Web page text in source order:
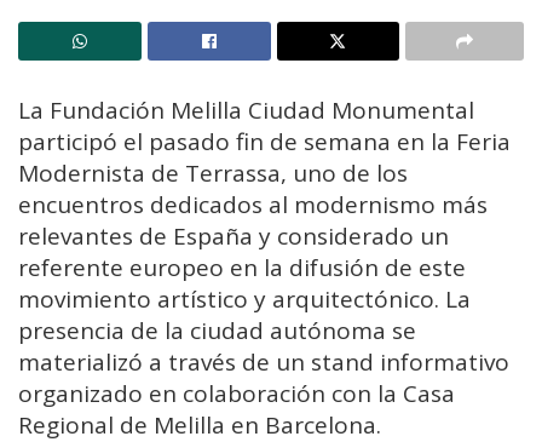
La Fundación Melilla Ciudad Monumental
participó el pasado fin de semana en la Feria
Modernista de Terrassa, uno de los
encuentros dedicados al modernismo más
relevantes de España y considerado un
referente europeo en la difusión de este
movimiento artístico y arquitectónico. La
presencia de la ciudad autónoma se
materializó a través de un stand informativo
organizado en colaboración con la Casa
Regional de Melilla en Barcelona.